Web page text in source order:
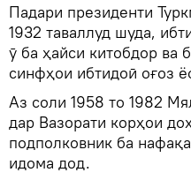
Падари президенти
1932 таваллуд шуда,
ӯ ба ҳайси китобдор ва
синфҳои ибтидоӣ оғоз
Аз соли 1958 то 1982
дар Вазорати корҳои
подполковник ба
идома дод.